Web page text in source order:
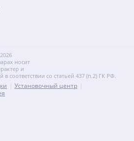
носит
и
соответствии со статьей 437 (п.2) ГК РФ.
Установочный центр